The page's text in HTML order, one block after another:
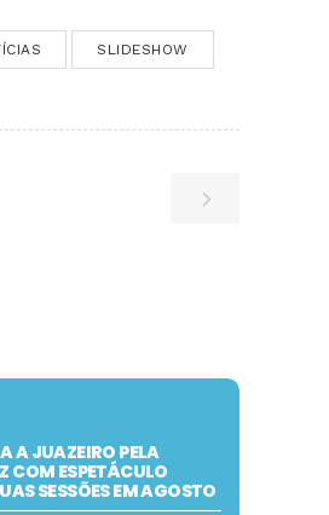
SLIDESHOW
A JUAZEIRO PELA
COM ESPETÁCULO
SESSÕES EM AGOSTO